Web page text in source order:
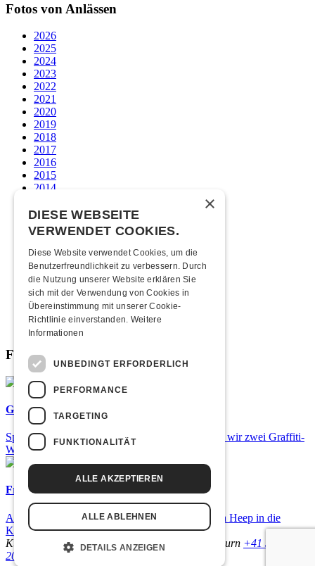
Fotos von Anlässen
2026
2025
2024
2023
2022
2021
2020
2019
2018
2017
2016
2015
2014
2012
2011
2010
2009
2008
2007
2006
2005
2004
2003
Fabrikgeflüster
Graffiti-Workshops
Spray dein eigenes Graffiti! Im September führen wir zwei Graffiti-
Workshops für Kinder und Jugendliche durch.
Frisch bestätigt: Uriah Heep
Am Sonntag, 15. November 2026 kommen Uriah Heep in die
Kulturfabrik Kofmehl!
Kulturfabrik Kofmehl Kofmehlweg 1 4502 Solothurn +41 32 621
20 60
Nutzungsbedingungen
×
DIESE WEBSEITE
VERWENDET COOKIES.
Diese Website verwendet Cookies, um die
Benutzerfreundlichkeit zu verbessern. Durch
die Nutzung unserer Website erklären Sie
sich mit der Verwendung von Cookies in
Übereinstimmung mit unserer Cookie-
Richtlinie einverstanden. Weitere
Informationen
UNBEDINGT ERFORDERLICH
PERFORMANCE
TARGETING
FUNKTIONALITÄT
ALLE AKZEPTIEREN
ALLE ABLEHNEN
DETAILS ANZEIGEN